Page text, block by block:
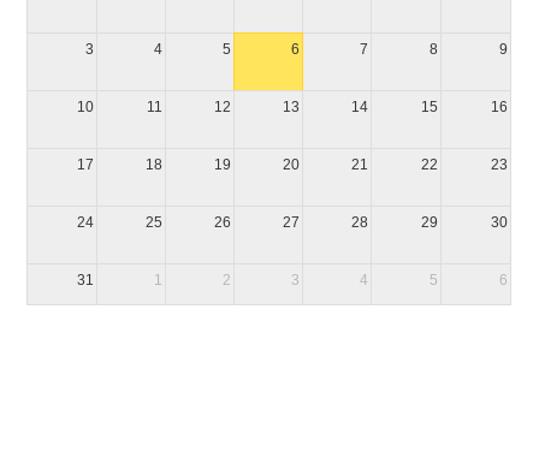
3 4 5 6 7 8 9
10 11 12 13 14 15 16
17 18 19 20 21 22 23
24 25 26 27 28 29 30
31 1 2 3 4 5 6